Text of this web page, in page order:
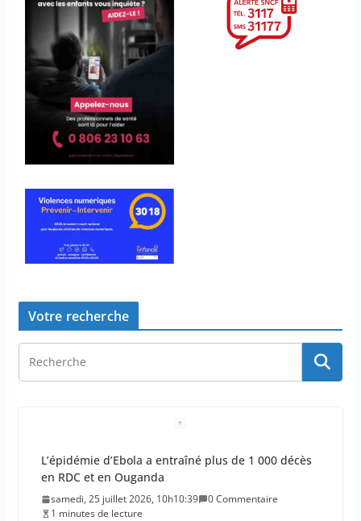
Votre recherche
L’épidémie d’Ebola a entraîné plus de 1 000 décès
en RDC et en Ouganda
samedi, 25 juillet 2026, 10h10:39
0 Commentaire
1 minutes de lecture